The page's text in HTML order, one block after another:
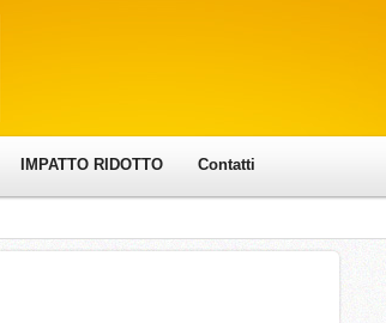
IMPATTO RIDOTTO Contatti